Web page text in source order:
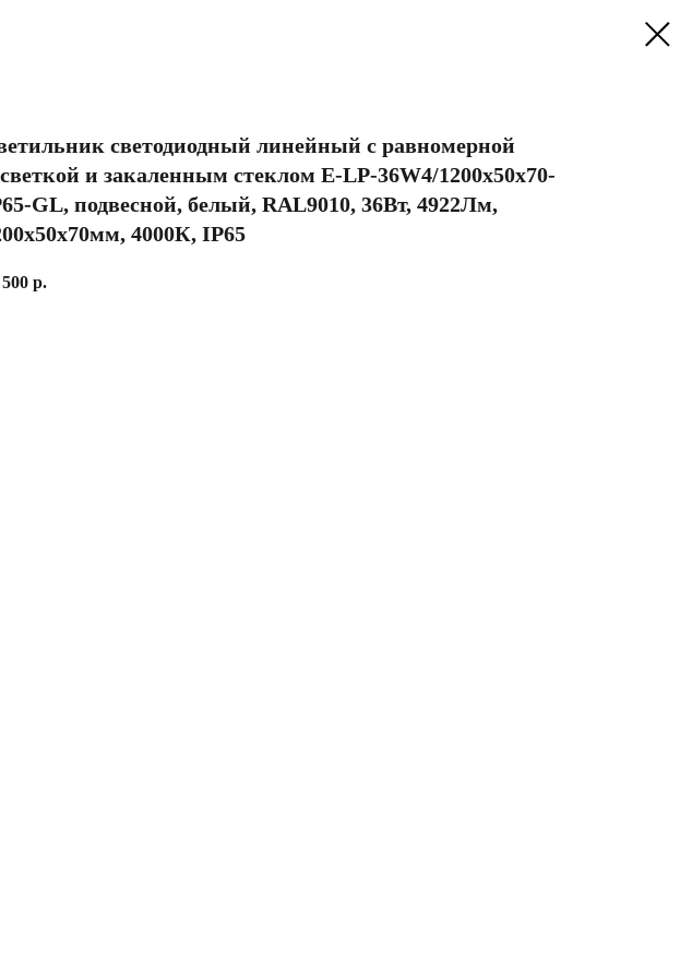
светодиодный линейный с равномерной
и закаленным стеклом E-LP-36W4/1200х50х70-
GL, подвесной, белый, RAL9010, 36Вт, 4922Лм,
4000К, IP65
р.